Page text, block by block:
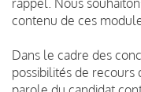
contenu de ces
Dans le cadre des
possibilités de recours